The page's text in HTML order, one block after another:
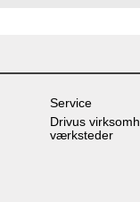
Service
Drivus
værksteder